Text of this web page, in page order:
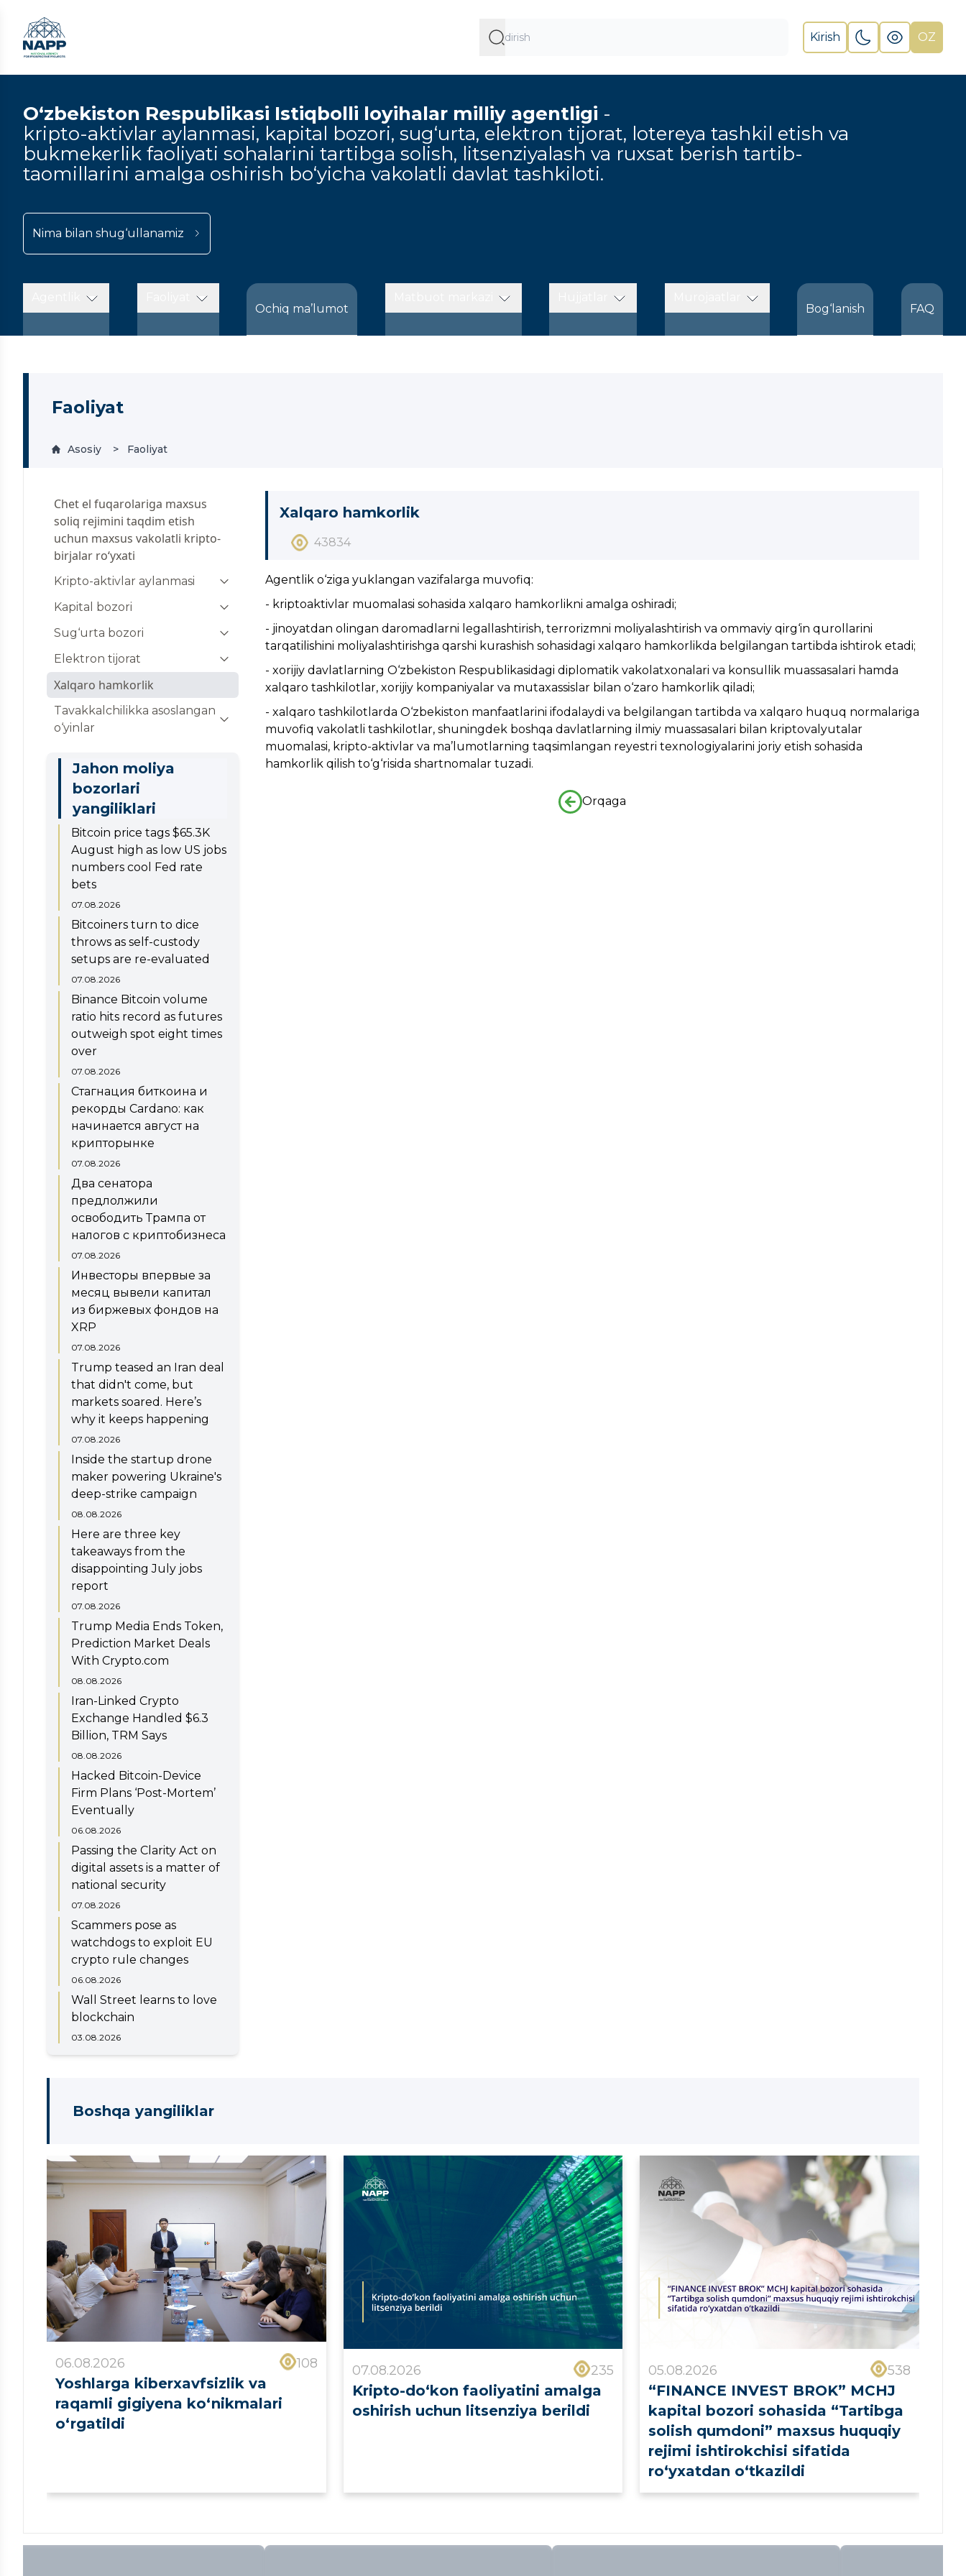
Kirish OZ
O‘zbekiston Respublikasi Istiqbolli loyihalar milliy agentligi -
kripto-aktivlar aylanmasi, kapital bozori, sug‘urta, elektron tijorat, lotereya tashkil etish va
bukmekerlik faoliyati sohalarini tartibga solish, litsenziyalash va ruxsat berish tartib-
taomillarini amalga oshirish bo‘yicha vakolatli davlat tashkiloti.
Nima bilan shug‘ullanamiz
Ochiq ma’lumot
Bog‘lanish
FAQ
Faoliyat
Asosiy Faoliyat
Chet el fuqarolariga maxsus
soliq rejimini taqdim etish
uchun maxsus vakolatli kripto-
birjalar ro‘yxati
Kripto-aktivlar aylanmasi
Mayning
Kripto-aktivlarning elektron
reyestri
Kripto-aktivlar aylanmasi
sohasidagi maxsus rejim
ishtirokchilari reyestri
Litsenziyalar va ruxsat etish
elektron reyestri
Ma’lumotlarning taqsimlangan
reyestri
Xizmatlar provayderlari
Kapital bozori
Qimmatli qog‘ozlar bozorida
faoliyatni litsenziyalash
Qimmatli qog'ozlar bozori
professional ishtirokchilarining
reestri
Qimmatli qog‘ozlar bilan
huquqini beruvchi malaka
sertifikatiga ega bo‘lgan
jismoniy shaxslar reyestri
Davlat ro‘yxatidan o‘tkazilgan
qimmatli qog‘ozlar chiqarilishlari
Reyestri
Kapital bozori sohasidagi
maxsus rejim ishtirokchilari
reyestri
Ipoteka obligatsiyalarini
chiqarish sohasida maxsus rejim
ishtirokchilarining reyestri
Obligatsiyalar chiqarish bo‘yicha
XMI ro‘yxati
Investitsiya platformalari
sohasidagi maxsus rejim
ishtirokchilari reyestri
Sug‘urta bozori
Sug‘urtalovchilar reytingi
Malaka talablari
Maxfiylik siyosati
Aktuariy malaka sertifikatlari
Statistika va tahlil
Sug‘urta faoliyatini litsenziyalash
Elektron tijorat
Maxsus elektron savdo
platformalari reestri
Onlayn savdo platformalari
Xalqaro hamkorlik
Tavakkalchilikka asoslangan
o‘yinlar
Jahon moliya
bozorlari
yangiliklari
Bitcoin price tags $65.3K
August high as low US jobs
numbers cool Fed rate
bets
07.08.2026
Bitcoiners turn to dice
throws as self-custody
setups are re-evaluated
07.08.2026
Binance Bitcoin volume
ratio hits record as futures
outweigh spot eight times
over
07.08.2026
Стагнация биткоина и
рекорды Cardano: как
начинается август на
крипторынке
07.08.2026
Два сенатора
предлолжили
освободить Трампа от
налогов с криптобизнеса
07.08.2026
Инвесторы впервые за
месяц вывели капитал
из биржевых фондов на
XRP
07.08.2026
Trump teased an Iran deal
that didn't come, but
markets soared. Here’s
why it keeps happening
07.08.2026
Inside the startup drone
maker powering Ukraine's
deep-strike campaign
08.08.2026
Here are three key
takeaways from the
disappointing July jobs
report
07.08.2026
Trump Media Ends Token,
Prediction Market Deals
With Crypto.com
08.08.2026
Iran-Linked Crypto
Exchange Handled $6.3
Billion, TRM Says
08.08.2026
Hacked Bitcoin-Device
Firm Plans ‘Post-Mortem’
Eventually
06.08.2026
Passing the Clarity Act on
digital assets is a matter of
national security
07.08.2026
Scammers pose as
watchdogs to exploit EU
crypto rule changes
06.08.2026
Wall Street learns to love
blockchain
03.08.2026
Xalqaro hamkorlik
43834
Agentlik o‘ziga yuklangan vazifalarga muvofiq:
- kriptoaktivlar muomalasi sohasida xalqaro hamkorlikni amalga oshiradi;
- jinoyatdan olingan daromadlarni legallashtirish, terrorizmni moliyalashtirish va ommaviy qirg‘in qurollarini
tarqatilishini moliyalashtirishga qarshi kurashish sohasidagi xalqaro hamkorlikda belgilangan tartibda ishtirok etadi;
- xorijiy davlatlarning O‘zbekiston Respublikasidagi diplomatik vakolatxonalari va konsullik muassasalari hamda
xalqaro tashkilotlar, xorijiy kompaniyalar va mutaxassislar bilan o‘zaro hamkorlik qiladi;
- xalqaro tashkilotlarda O‘zbekiston manfaatlarini ifodalaydi va belgilangan tartibda va xalqaro huquq normalariga
muvofiq vakolatli tashkilotlar, shuningdek boshqa davlatlarning ilmiy muassasalari bilan kriptovalyutalar
muomalasi, kripto-aktivlar va ma’lumotlarning taqsimlangan reyestri texnologiyalarini joriy etish sohasida
hamkorlik qilish to‘g‘risida shartnomalar tuzadi.
Orqaga
Boshqa yangiliklar
06.08.2026 108
Yoshlarga kiberxavfsizlik va
raqamli gigiyena ko‘nikmalari
o‘rgatildi
07.08.2026 235
Kripto-do‘kon faoliyatini amalga
oshirish uchun litsenziya berildi
05.08.2026 538
“FINANCE INVEST BROK” MCHJ
kapital bozori sohasida “Tartibga
solish qumdoni” maxsus huquqiy
rejimi ishtirokchisi sifatida
ro‘yxatdan o‘tkazildi